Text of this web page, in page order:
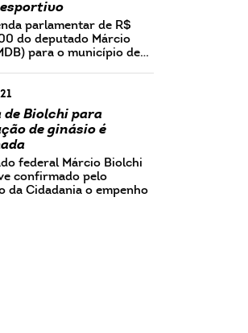
parlamentar de R$
do deputado Márcio
para o município de…
de Biolchi para
de ginásio é
federal Márcio Biolchi
confirmado pelo
da Cidadania o empenho